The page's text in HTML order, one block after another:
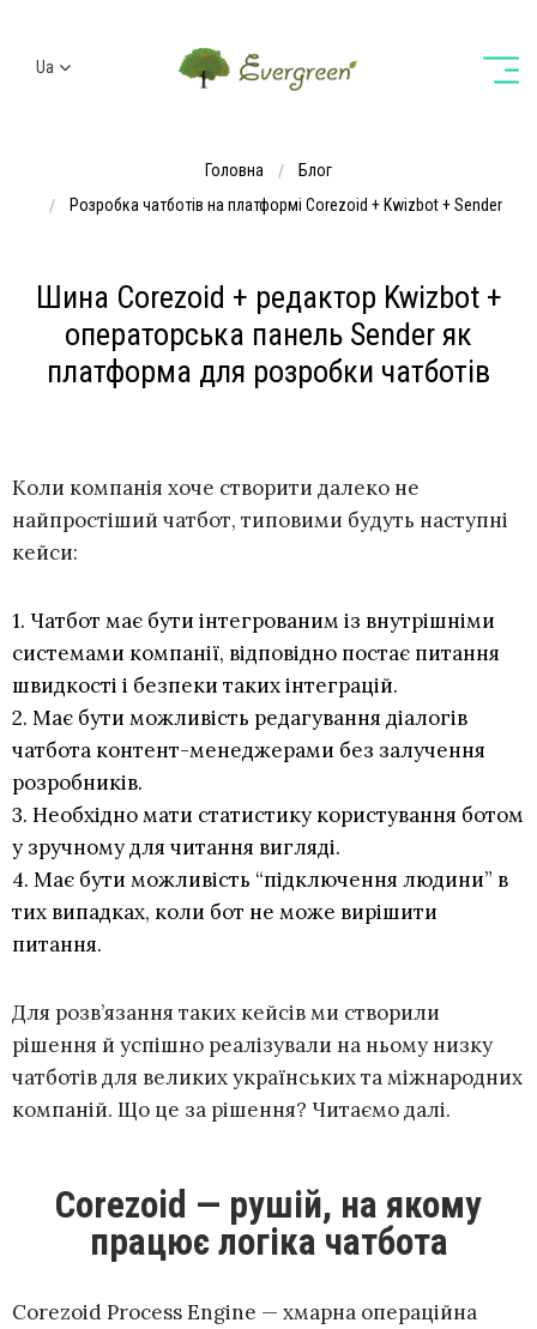
Ua
Головна
Блог
Розробка чатботів на платформі Corezoid + Kwizbot + Sender
Шина Corezoid + редактор Kwizbot +
операторська панель Sender як
платформа для розробки чатботів
Коли компанія хоче створити далеко не
найпростіший чатбот, типовими будуть наступні
кейси:
1. Чатбот має бути інтегрованим із внутрішніми
системами компанії, відповідно постає питання
швидкості і безпеки таких інтеграцій.
2. Має бути можливість редагування діалогів
чатбота контент-менеджерами без залучення
розробників.
3. Необхідно мати статистику користування ботом
у зручному для читання вигляді.
4. Має бути можливість “підключення людини” в
тих випадках, коли бот не може вирішити
питання.
Для розв’язання таких кейсів ми створили
рішення й успішно реалізували на ньому низку
чатботів для великих українських та міжнародних
компаній. Що це за рішення? Читаємо далі.
Corezoid — рушій, на якому
працює логіка чатбота
Corezoid Process Engine — хмарна операційна